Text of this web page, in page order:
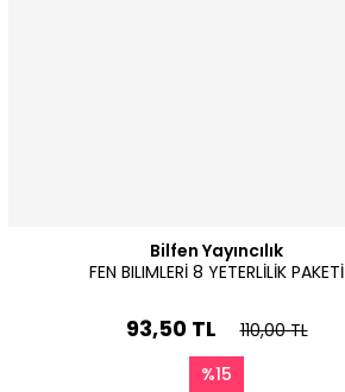
Bilfen Yayıncılık
FEN BILIMLERİ 8 YETERLİLİK PAKETİ
93,50 TL
110,00 TL
%15